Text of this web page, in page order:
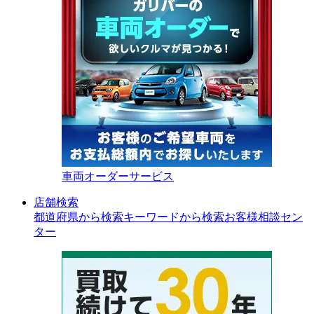
車両オーダーサービス
店舗検索
都道府県から検索キーワードから検索お客様相談セン
ター